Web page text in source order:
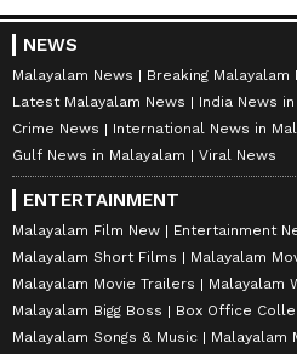
NEWS
Malayalam News
Breaking Malayalam
Latest Malayalam News
India News
Crime News
International News in
Gulf News in Malayalam
Viral News
ENTERTAINMENT
Malayalam Film New
Entertainment
Malayalam Short Films
Malayalam
Malayalam Movie Trailers
Malayalam
Malayalam Bigg Boss
Box Office
Malayalam Songs & Music
Malayalam